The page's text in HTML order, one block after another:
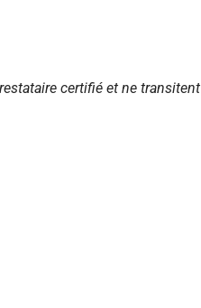
certifié et ne transitent